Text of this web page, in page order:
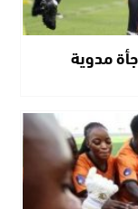
مفاجأة مدوية